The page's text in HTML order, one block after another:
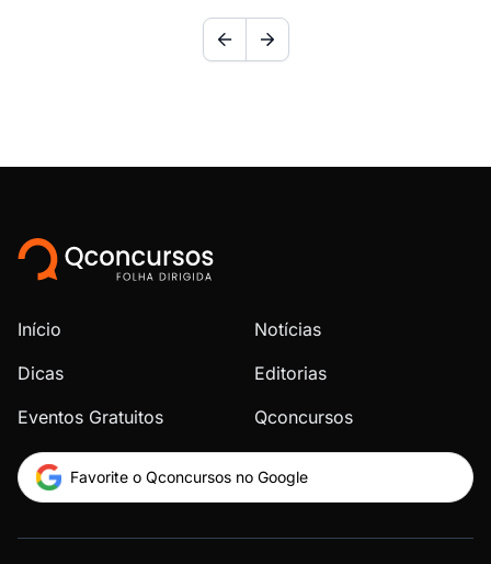
Início
Notícias
Dicas
Editorias
Eventos Gratuitos
Qconcursos
Favorite o Qconcursos no Google